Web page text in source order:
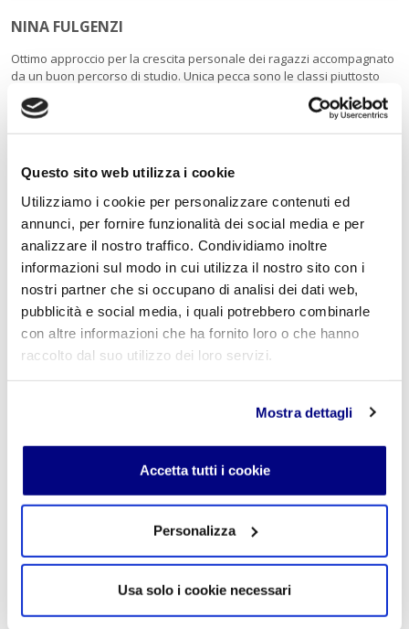
Questo sito web utilizza i cookie
Utilizziamo i cookie per personalizzare contenuti ed
annunci, per fornire funzionalità dei social media e per
analizzare il nostro traffico. Condividiamo inoltre
informazioni sul modo in cui utilizza il nostro sito con i
nostri partner che si occupano di analisi dei dati web,
pubblicità e social media, i quali potrebbero combinarle
con altre informazioni che ha fornito loro o che hanno
raccolto dal suo utilizzo dei loro servizi.
Mostra dettagli
Accetta tutti i cookie
Personalizza
Usa solo i cookie necessari
NINA FULGENZI
Ottimo approccio per la crescita personale dei ragazzi accompagnato
da un buon percorso di studio. Unica pecca sono le classi piuttosto
numerose e con soggetti difficili che svuotano di contenuto le lezioni
(sprecando tempo didattico proprio per tali soggetti). Giudizio
OLINDA PIO
Ottimo istituto, molta attenzione alla comunicazione e
all'informazione sulle varie iniziative anche extrascolastiche, sito web
completo e utile non solo per la verifica dell'andamento dello
studente, ma anche per la parte amministrativa. Il preside molto
attento alla puntualità ed al rispetto delle regole, oltre ovviamente
Una scuola che nn posso nn sponsorizzare. Contentissima di
il mio commento va alla scuola e al suo operato , da genitore sono
contento che la scuola si faccia carico di situazioni legate alla vita , un
bel messaggio per i nostri ragazzi buon lavoro a tutti voi